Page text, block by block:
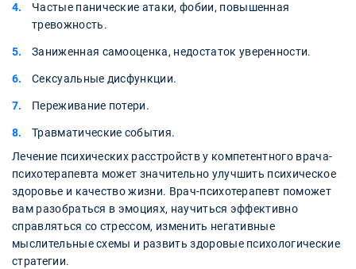
Частые панические атаки, фобии, повышенная
тревожность.
Заниженная самооценка, недостаток уверенности.
Сексуальные дисфункции.
Переживание потери.
Травматические события.
Лечение психических расстройств у компетентного врача-
психотерапевта может значительно улучшить психическое
здоровье и качество жизни. Врач-психотерапевт поможет
вам разобраться в эмоциях, научиться эффективно
справляться со стрессом, изменить негативные
мыслительные схемы и развить здоровые психологические
стратегии.